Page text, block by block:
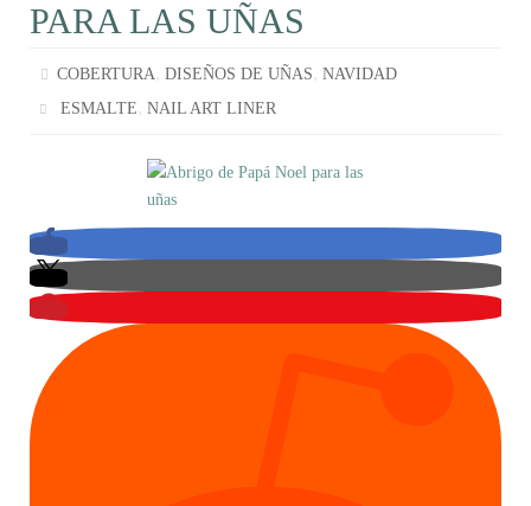
PARA LAS UÑAS
COBERTURA,DISEÑOS DE UÑAS,NAVIDAD
ESMALTE,NAIL ART LINER